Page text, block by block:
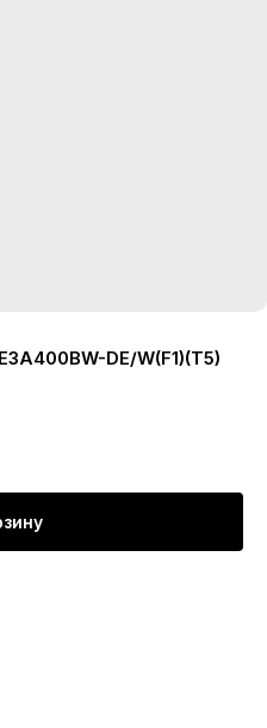
DE/W(F1)(T5)